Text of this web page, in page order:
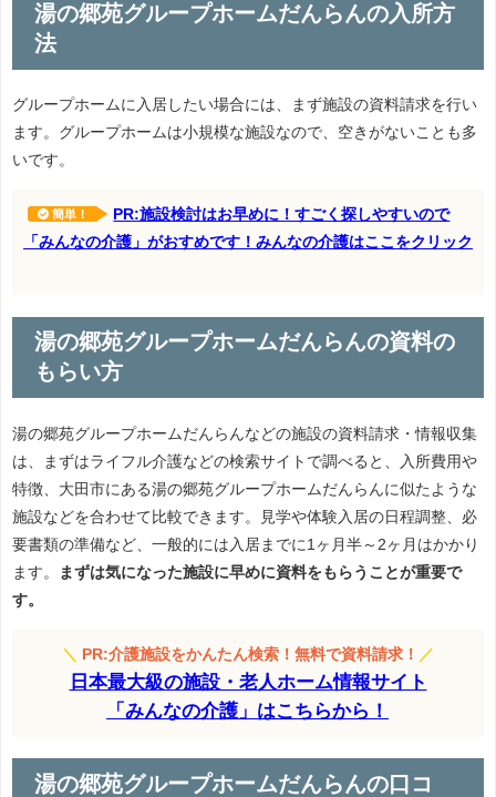
湯の郷苑グループホームだんらんの入所方
法
グループホームに入居したい場合には、まず施設の資料請求を行い
ます。グループホームは小規模な施設なので、空きがないことも多
いです。
簡単！
PR:施設検討はお早めに！すごく探しやすいので
「みんなの介護」がおすめです！みんなの介護はここをクリック
湯の郷苑グループホームだんらんの資料の
もらい方
湯の郷苑グループホームだんらんなどの施設の資料請求・情報収集
は、まずはライフル介護などの検索サイトで調べると、入所費用や
特徴、大田市にある湯の郷苑グループホームだんらんに似たような
施設などを合わせて比較できます。見学や体験入居の日程調整、必
要書類の準備など、一般的には入居までに1ヶ月半～2ヶ月はかかり
ます。
まずは気になった施設に早めに資料をもらうことが重要で
す。
＼ PR:介護施設をかんたん検索！無料で資料請求！ ／
日本最大級の施設・老人ホーム情報サイト
「みんなの介護」はこちらから！
湯の郷苑グループホームだんらんの口コ